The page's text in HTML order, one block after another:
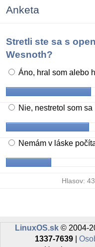
Anketa
Stretli ste sa s
Wesnoth?
Áno, hral som alebo
Nie, nestretol som sa
Nemám v láske
Hlasov:
LinuxOS.sk© 2004-
1337-7639|